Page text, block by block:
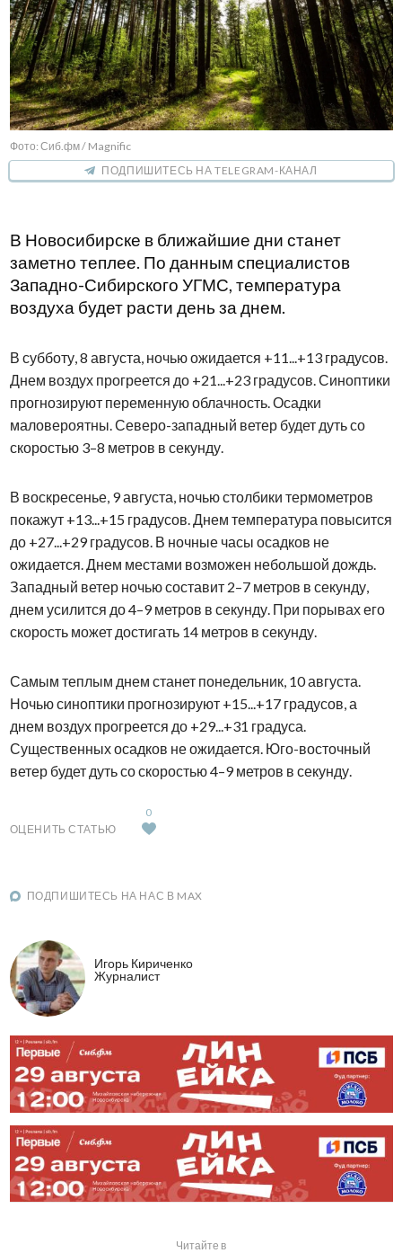
Фото: Сиб.фм / Magnific
ПОДПИШИТЕСЬ НА TELEGRAM-КАНАЛ
В Новосибирске в ближайшие дни станет
заметно теплее. По данным специалистов
Западно-Сибирского УГМС, температура
воздуха будет расти день за днем.
В субботу, 8 августа, ночью ожидается +11...+13 градусов.
Днем воздух прогреется до +21...+23 градусов. Синоптики
прогнозируют переменную облачность. Осадки
маловероятны. Северо-западный ветер будет дуть со
скоростью 3–8 метров в секунду.
В воскресенье, 9 августа, ночью столбики термометров
покажут +13...+15 градусов. Днем температура повысится
до +27...+29 градусов. В ночные часы осадков не
ожидается. Днем местами возможен небольшой дождь.
Западный ветер ночью составит 2–7 метров в секунду,
днем усилится до 4–9 метров в секунду. При порывах его
скорость может достигать 14 метров в секунду.
Самым теплым днем станет понедельник, 10 августа.
Ночью синоптики прогнозируют +15...+17 градусов, а
днем воздух прогреется до +29...+31 градуса.
Существенных осадков не ожидается. Юго-восточный
ветер будет дуть со скоростью 4–9 метров в секунду.
ОЦЕНИТЬ СТАТЬЮ
0
ПОДПИШИТЕСЬ НА НАС В MAX
Игорь Кириченко
Журналист
Читайте в